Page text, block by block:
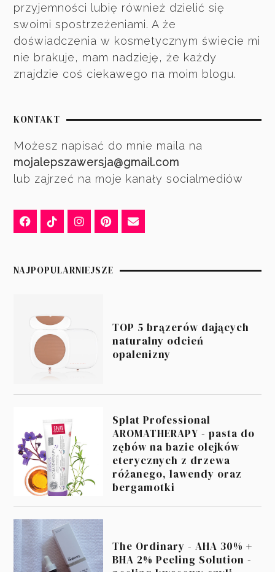
przyjemności lubię również dzielić się
swoimi spostrzeżeniami. A że
doświadczenia w kosmetycznym świecie mi
nie brakuje, mam nadzieję, że każdy
znajdzie coś ciekawego na moim blogu.
KONTAKT
Możesz napisać do mnie maila na
mojalepszawersja@gmail.com
lub zajrzeć na moje kanały socialmediów
NAJPOPULARNIEJSZE
TOP 5 brązerów dających
naturalny odcień
opalenizny
Splat Professional
AROMATHERAPY - pasta do
zębów na bazie olejków
eterycznych z drzewa
różanego, lawendy oraz
bergamotki
The Ordinary - AHA 30% +
BHA 2% Peeling Solution -